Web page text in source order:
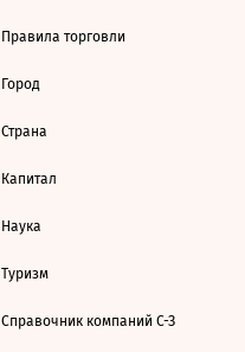
Правила торговли
Город
Страна
Капитал
Наука
Туризм
Справочник компаний С-З